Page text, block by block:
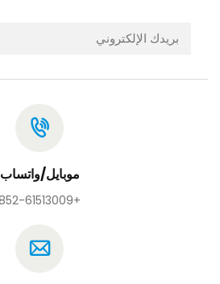
موبايل/واتساب
+852-61513009